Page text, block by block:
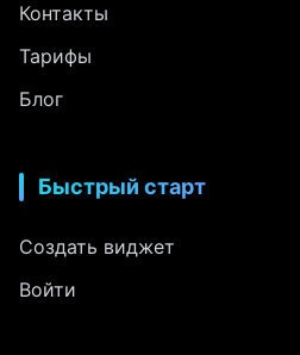
Контакты
Тарифы
Блог
Быстрый старт
Создать виджет
Войти